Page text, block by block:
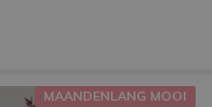
MAANDENLANG MOOI